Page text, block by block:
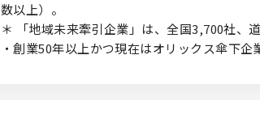
数以上）。
＊ 「地域未来牽引企業」は、全国3,700社、
・創業50年以上かつ現在はオリックス傘下